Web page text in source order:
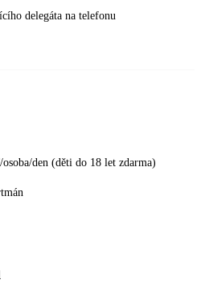
delegáta na telefonu
den (děti do 18 let zdarma)